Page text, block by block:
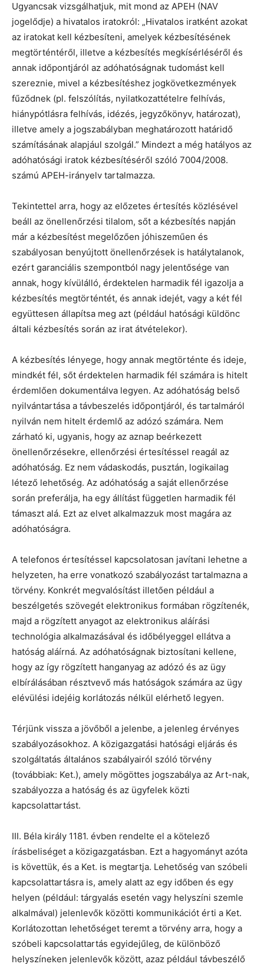
Ugyancsak vizsgálhatjuk, mit mond az APEH (NAV
jogelődje) a hivatalos iratokról: „Hivatalos iratként azokat
az iratokat kell kézbesíteni, amelyek kézbesítésének
megtörténtéről, illetve a kézbesítés megkísérléséről és
annak időpontjáról az adóhatóságnak tudomást kell
szereznie, mivel a kézbesítéshez jogkövetkezmények
fűződnek (pl. felszólítás, nyilatkozattételre felhívás,
hiánypótlásra felhívás, idézés, jegyzőkönyv, határozat),
illetve amely a jogszabályban meghatározott határidő
számításának alapjául szolgál.” Mindezt a még hatályos az
adóhatósági iratok kézbesítéséről szóló 7004/2008.
számú APEH-irányelv tartalmazza.
Tekintettel arra, hogy az előzetes értesítés közlésével
beáll az önellenőrzési tilalom, sőt a kézbesítés napján
már a kézbesítést megelőzően jóhiszeműen és
szabályosan benyújtott önellenőrzések is hatálytalanok,
ezért garanciális szempontból nagy jelentősége van
annak, hogy kívülálló, érdektelen harmadik fél igazolja a
kézbesítés megtörténtét, és annak idejét, vagy a két fél
együttesen állapítsa meg azt (például hatósági küldönc
általi kézbesítés során az irat átvételekor).
A kézbesítés lényege, hogy annak megtörténte és ideje,
mindkét fél, sőt érdektelen harmadik fél számára is hitelt
érdemlően dokumentálva legyen. Az adóhatóság belső
nyilvántartása a távbeszelés időpontjáról, és tartalmáról
nyilván nem hitelt érdemlő az adózó számára. Nem
zárható ki, ugyanis, hogy az aznap beérkezett
önellenőrzésekre, ellenőrzési értesítéssel reagál az
adóhatóság. Ez nem vádaskodás, pusztán, logikailag
létező lehetőség. Az adóhatóság a saját ellenőrzése
során preferálja, ha egy állítást független harmadik fél
támaszt alá. Ezt az elvet alkalmazzuk most magára az
adóhatóságra.
A telefonos értesítéssel kapcsolatosan javítani lehetne a
helyzeten, ha erre vonatkozó szabályozást tartalmazna a
törvény. Konkrét megvalósítást illetően például a
beszélgetés szövegét elektronikus formában rögzítenék,
majd a rögzített anyagot az elektronikus aláírási
technológia alkalmazásával és időbélyeggel ellátva a
hatóság aláírná. Az adóhatóságnak biztosítani kellene,
hogy az így rögzített hanganyag az adózó és az ügy
elbírálásában résztvevő más hatóságok számára az ügy
elévülési idejéig korlátozás nélkül elérhető legyen.
Térjünk vissza a jövőből a jelenbe, a jelenleg érvényes
szabályozásokhoz. A közigazgatási hatósági eljárás és
szolgáltatás általános szabályairól szóló törvény
(továbbiak: Ket.), amely mögöttes jogszabálya az Art-nak,
szabályozza a hatóság és az ügyfelek közti
kapcsolattartást.
III. Béla király 1181. évben rendelte el a kötelező
írásbeliséget a közigazgatásban. Ezt a hagyományt azóta
is követtük, és a Ket. is megtartja. Lehetőség van szóbeli
kapcsolattartásra is, amely alatt az egy időben és egy
helyen (például: tárgyalás esetén vagy helyszíni szemle
alkalmával) jelenlevők közötti kommunikációt érti a Ket.
Korlátozottan lehetőséget teremt a törvény arra, hogy a
szóbeli kapcsolattartás egyidejűleg, de különböző
helyszíneken jelenlevők között, azaz például távbeszélő